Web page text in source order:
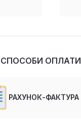
СПОСОБИ ОПЛАТИ
РАХУНОК-ФАКТУРА